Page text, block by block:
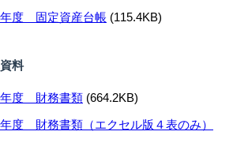
度 固定資産台帳 (115.4KB)
料
度 財務書類 (664.2KB)
度 財務書類（エクセル版４表のみ）